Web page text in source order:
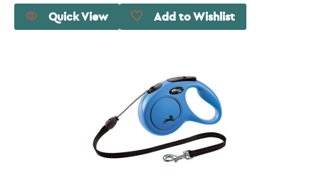
Quick View Add to Wishlist